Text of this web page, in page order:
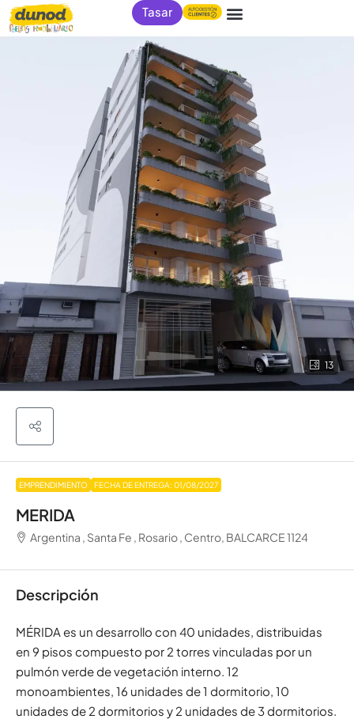
Tasar
13
EMPRENDIMIENTO FECHA DE ENTREGA: 01/08/2027
MERIDA
Argentina , Santa Fe , Rosario , Centro, BALCARCE 1124
Descripción
MÉRIDA es un desarrollo con 40 unidades, distribuidas
en 9 pisos compuesto por 2 torres vinculadas por un
pulmón verde de vegetación interno. 12
monoambientes, 16 unidades de 1 dormitorio, 10
unidades de 2 dormitorios y 2 unidades de 3 dormitorios.